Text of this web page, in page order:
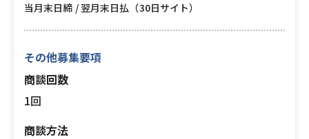
当月末日締 / 翌月末日払（30日サイト）
その他募集要項
商談回数
1回
商談方法